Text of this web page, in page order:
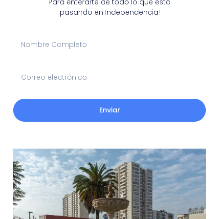
Para enterarte de todo lo que está
pasando en Independencia!
Enviar